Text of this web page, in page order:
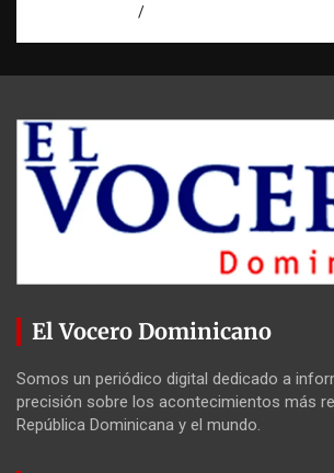
El Vocero Dominicano
Somos un periódico digital dedicado a
precisión sobre los acontecimientos más
República Dominicana y el mundo.